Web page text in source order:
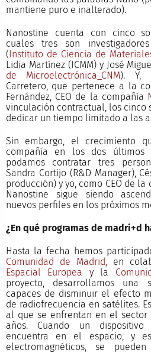
mantiene puro e inalterado).
Nanostine cuenta con cinco
cuales tres son
(Instituto de Ciencia de
Lidia Martínez (ICMM) y José
de Microelectrónica_CNM). Y,
Carretero, que pertenece a la
Fernández, CEO de la compañía
vinculación contractual, los cinco
dedicar un tiempo limitado a las
Sin embargo, el crecimiento
compañía en los dos últimos
podamos contratar tres
Sandra Cortijo (R&D Manager),
producción) y yo, como CEO de
Nanostine sigue siendo
nuevos perfiles en los próximos
¿En qué programas de madri+d
Hasta la fecha hemos
Comunidad de Madrid,en
Espacial Europea y la
proyecto, desarrollamos una
capaces de disminuir el efecto
de radiofrecuencia en satélites.
al que se enfrentan en el sector
años. Cuando un
encuentra en el espacio, y
electromagnéticos, se